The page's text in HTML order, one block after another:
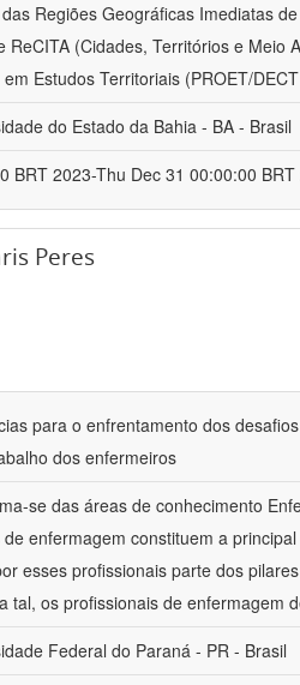
Regiões Geográficas Imediatas
(Cidades, Territórios e Meio
Estudos Territoriais (PROET/
do Estado da Bahia - BA - Brasil
BRT 2023-Thu Dec 31 00:00:00 BRT
Peres
para o enfrentamento dos
dos enfermeiros
se das áreas de conhecimento
enfermagem constituem a
esses profissionais parte dos
tal, os profissionais de enfermagem
Federal do Paraná - PR - Brasil